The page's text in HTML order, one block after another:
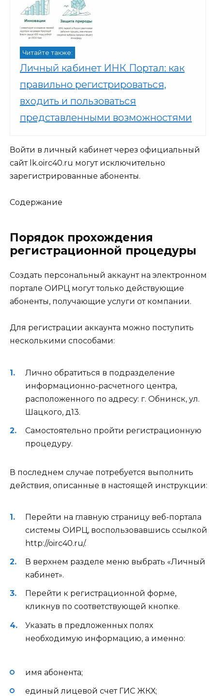
Читайте также:
Личный кабинет ИНК Портал: как
правильно регистрироваться,
входить и пользоваться
представленными возможностями
Войти в личный кабинет через официальный
сайт lk.oirc40.ru могут исключительно
зарегистрированные абоненты.
Содержание
Порядок прохождения
регистрационной процедуры
Создать персональный аккаунт на электронном
портале ОИРЦ могут только действующие
абоненты, получающие услуги от компании.
Для регистрации аккаунта можно поступить
несколькими способами:
Лично обратиться в подразделение
информационно-расчетного центра,
расположенного по адресу: г. Обнинск, ул.
Шацкого, д13.
Самостоятельно пройти регистрационную
процедуру.
В последнем случае потребуется выполнить
действия, описанные в настоящей инструкции:
Перейти на главную страницу веб-портала
системы ОИРЦ, воспользовавшись ссылкой
http://oirc40.ru/.
В верхнем разделе меню выбрать «Личный
кабинет».
Перейти к регистрационной форме,
кликнув по соответствующей кнопке.
Указать в предложенных полях
необходимую информацию, а именно:
имя абонента;
единый лицевой счет ГИС ЖКХ;